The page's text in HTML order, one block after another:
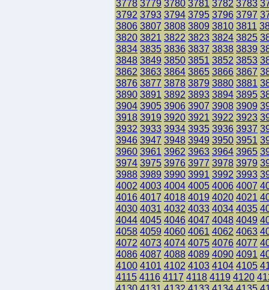
3778 3779 3780 3781 3782 3783
3792 3793 3794 3795 3796 3797
3806 3807 3808 3809 3810 3811
3820 3821 3822 3823 3824 3825
3834 3835 3836 3837 3838 3839
3848 3849 3850 3851 3852 3853
3862 3863 3864 3865 3866 3867
3876 3877 3878 3879 3880 3881
3890 3891 3892 3893 3894 3895
3904 3905 3906 3907 3908 3909
3918 3919 3920 3921 3922 3923
3932 3933 3934 3935 3936 3937
3946 3947 3948 3949 3950 3951
3960 3961 3962 3963 3964 3965
3974 3975 3976 3977 3978 3979
3988 3989 3990 3991 3992 3993
4002 4003 4004 4005 4006 4007
4016 4017 4018 4019 4020 4021
4030 4031 4032 4033 4034 4035
4044 4045 4046 4047 4048 4049
4058 4059 4060 4061 4062 4063
4072 4073 4074 4075 4076 4077
4086 4087 4088 4089 4090 4091
4100 4101 4102 4103 4104 4105
4115 4116 4117 4118 4119 4120